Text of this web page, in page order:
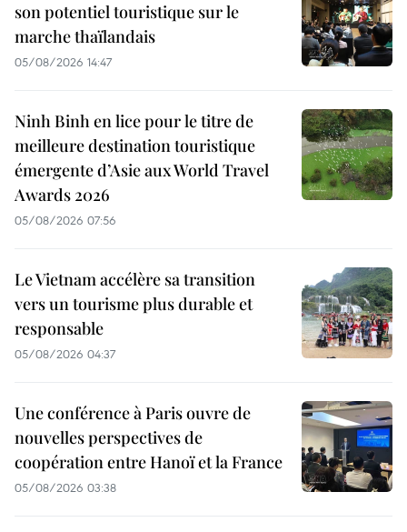
son potentiel touristique sur le
marche thaïlandais
05/08/2026 14:47
Ninh Binh en lice pour le titre de
meilleure destination touristique
émergente d’Asie aux World Travel
Awards 2026
05/08/2026 07:56
Le Vietnam accélère sa transition
vers un tourisme plus durable et
responsable
05/08/2026 04:37
Une conférence à Paris ouvre de
nouvelles perspectives de
coopération entre Hanoï et la France
05/08/2026 03:38